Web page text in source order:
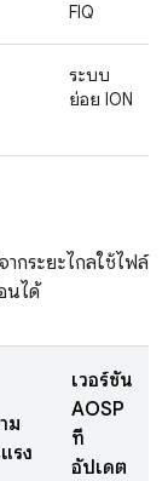
FIQ
ระบบ
ย่อย ION
กระยะไกลใช้ไฟล์
นได้
ม
รง
เวอร์ชัน
AOSP
ที่
อัปเดต